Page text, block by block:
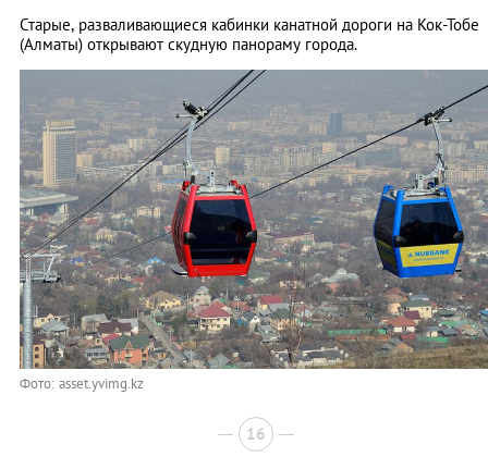
Старые, разваливающиеся кабинки канатной дороги на Кок-Тобе
(Алматы) открывают скудную панораму города.
Фото: asset.yvimg.kz
16